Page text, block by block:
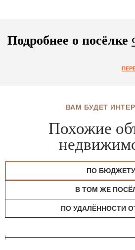
Подробнее о посёлке
ВАМ БУДЕТ
Похожие
ПО БЮДЖЕТУ
В ТОМ ЖЕ
ПО УДАЛЁННОСТИ